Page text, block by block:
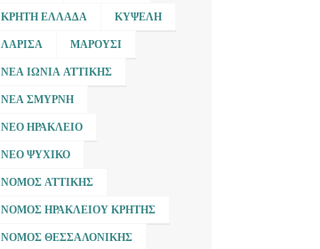
ΚΡΉΤΗ ΕΛΛΆΔΑ ΚΥΨΈΛΗ
ΛΆΡΙΣΑ ΜΑΡΟΎΣΙ
ΝΈΑ ΙΩΝΊΑ ΑΤΤΙΚΉΣ
ΝΈΑ ΣΜΎΡΝΗ
ΝΈΟ ΗΡΆΚΛΕΙΟ
ΝΈΟ ΨΥΧΙΚΌ
ΝΟΜΌΣ ΑΤΤΙΚΉΣ
ΝΟΜΌΣ ΗΡΑΚΛΕΊΟΥ ΚΡΉΤΗΣ
ΝΟΜΌΣ ΘΕΣΣΑΛΟΝΊΚΗΣ